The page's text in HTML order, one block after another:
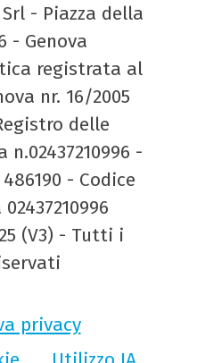
- Piazza della
- Genova
registrata al
nr. 16/2005
delle
n.02437210996 -
- Codice
(V3) - Tutti i
privacy